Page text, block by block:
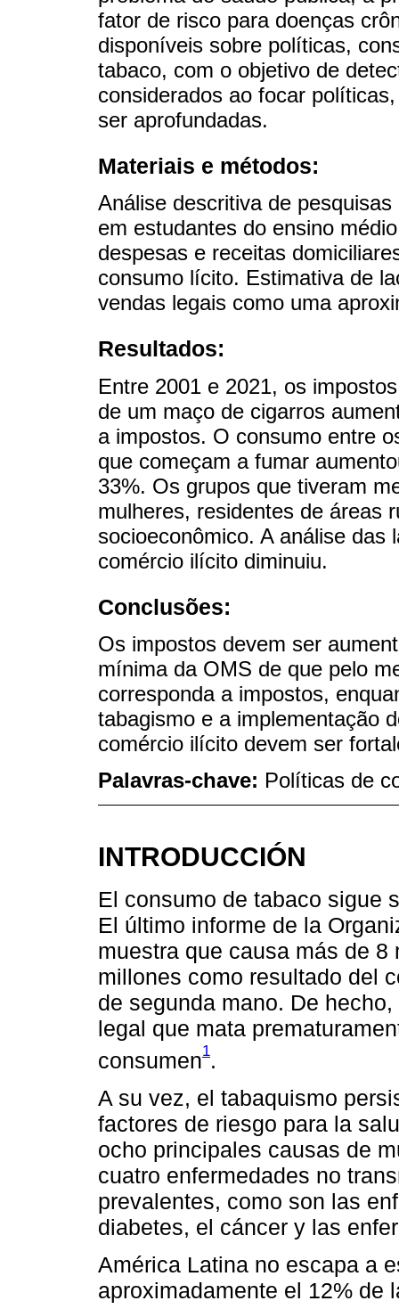
fator de risco para doenças
disponíveis sobre políticas,
tabaco, com o objetivo de
considerados ao focar
ser aprofundadas.
Materiais e métodos:
Análise descritiva de
em estudantes do ensino
despesas e receitas
consumo lícito. Estimativa de
vendas legais como uma
Resultados:
Entre 2001 e 2021, os
de um maço de cigarros
a impostos. O consumo entre
que começam a fumar
33%. Os grupos que tiveram
mulheres, residentes de áreas
socioeconômico. A análise das
comércio ilícito diminuiu.
Conclusões:
Os impostos devem ser
mínima da OMS de que pelo
corresponda a impostos,
tabagismo e a implementação
comércio ilícito devem ser
Palavras-chave: Políticas de
INTRODUCCIÓN
El consumo de tabaco sigue
El último informe de la
muestra que causa más de
millones como resultado del
de segunda mano. De
legal que mata
consumen1.
A su vez, el tabaquismo
factores de riesgo para la
ocho principales causas de
cuatro enfermedades no
prevalentes, como son las
diabetes, el cáncer y las
América Latina no escapa a
aproximadamente el 12% de